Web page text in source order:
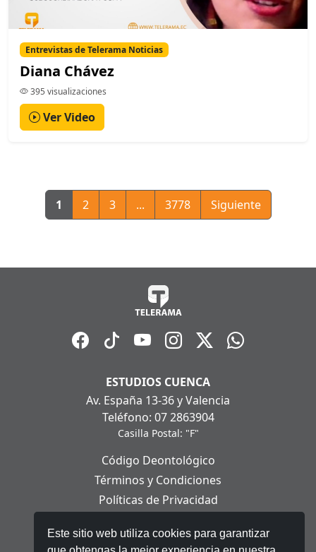
Este sitio web utiliza cookies para garantizar
Entrevistas de Telerama Noticias
Diana Chávez
395 visualizaciones
Ver Video
1 2 3 ... 3778 Siguiente
ESTUDIOS CUENCA
Av. España 13-36 y Valencia
Teléfono: 07 2863904
Casilla Postal: "F"
Código Deontológico
Términos y Condiciones
Políticas de Privacidad
Aviso Legal